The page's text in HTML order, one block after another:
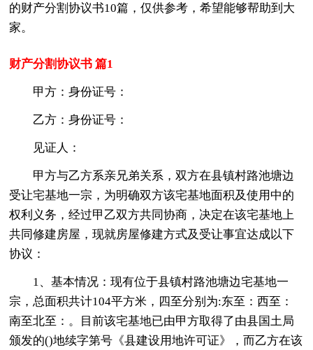
的财产分割协议书10篇，仅供参考，希望能够帮助到大
家。
财产分割协议书 篇1
甲方：身份证号：
乙方：身份证号：
见证人：
甲方与乙方系亲兄弟关系，双方在县镇村路池塘边
受让宅基地一宗，为明确双方该宅基地面积及使用中的
权利义务，经过甲乙双方共同协商，决定在该宅基地上
共同修建房屋，现就房屋修建方式及受让事宜达成以下
协议：
1、基本情况：现有位于县镇村路池塘边宅基地一
宗，总面积共计104平方米，四至分别为:东至：西至：
南至北至：。目前该宅基地已由甲方取得了由县国土局
颁发的()地续字第号《县建设用地许可证》，而乙方在该